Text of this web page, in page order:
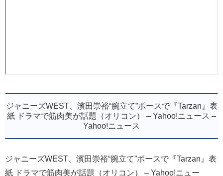
ジャニーズWEST、濱田崇裕“腕立て”ポースで『Tarzan』表
紙 ドラマで筋肉美が話題（オリコン） – Yahoo!ニュース –
Yahoo!ニュース
ジャニーズWEST、濱田崇裕“腕立て”ポースで『Tarzan』表
紙 ドラマで筋肉美が話題（オリコン） – Yahoo!ニュー